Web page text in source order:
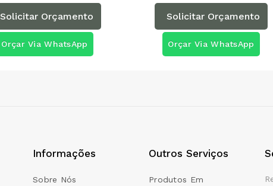
Solicitar Orçamento
Orçar Via WhatsApp
Solicitar Orçamento
Orçar Via WhatsApp
Informações
Sobre Nós
Outros Serviços
Produtos Em